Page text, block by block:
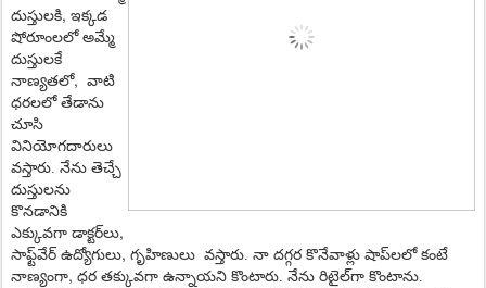
దుస్తుల‌కి, ఇక్క‌డ
షోరూంలలో అమ్మే
దుస్తులకే
నాణ్య‌త‌లో, వాటి
ధ‌ర‌లలో తేడాను
చూసి
వినియోగ‌దారులు
వ‌స్తారు. నేను తెచ్చే
దుస్తుల‌ను
కొన‌డానికి
ఎక్కువగా డాక్ట‌ర్‌లు,
సాఫ్ట్‌వేర్ ఉద్యోగులు, గృహిణులు వ‌స్తారు. నా ద‌గ్గ‌ర కొనేవాళ్లు షాప్‌ల‌లో కంటే
నాణ్యంగా, ధ‌ర త‌క్కువ‌గా ఉన్నాయ‌ని కొంటారు. నేను రిటైల్‌గా కొంటాను.